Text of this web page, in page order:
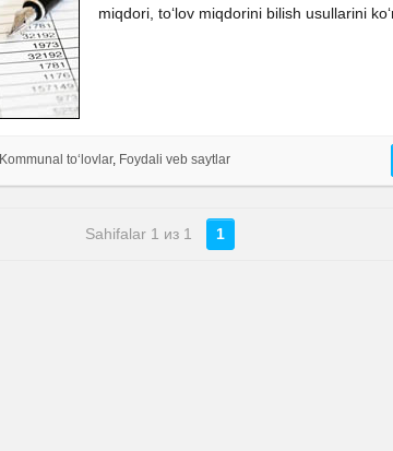
miqdori, toʻlov miqdorini bilish usullarini
Kommunal to‘lovlar, Foydali veb saytlar
Sahifalar 1 из 1 1